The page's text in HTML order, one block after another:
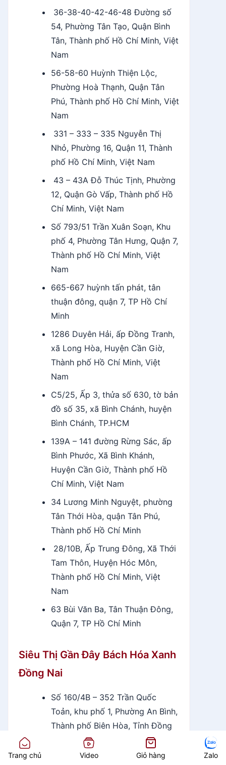
36-38-40-42-46-48 Đường số
54, Phường Tân Tạo, Quận Bình
Tân, Thành phố Hồ Chí Minh, Việt
Nam
56-58-60 Huỳnh Thiện Lộc,
Phường Hoà Thạnh, Quận Tân
Phú, Thành phố Hồ Chí Minh, Việt
Nam
331 – 333 – 335 Nguyễn Thị
Nhỏ, Phường 16, Quận 11, Thành
phố Hồ Chí Minh, Việt Nam
43 – 43A Đỗ Thúc Tịnh, Phường
12, Quận Gò Vấp, Thành phố Hồ
Chí Minh, Việt Nam
Số 793/51 Trần Xuân Soạn, Khu
phố 4, Phường Tân Hưng, Quận 7,
Thành phố Hồ Chí Minh, Việt
Nam
665-667 huỳnh tấn phát, tân
thuận đông, quận 7, TP Hồ Chí
Minh
1286 Duyên Hải, ấp Đồng Tranh,
xã Long Hòa, Huyện Cần Giờ,
Thành phố Hồ Chí Minh, Việt
Nam
C5/25, Ấp 3, thửa số 630, tờ bản
đồ số 35, xã Bình Chánh, huyện
Bình Chánh, TP.HCM
139A – 141 đường Rừng Sác, ấp
Bình Phước, Xã Bình Khánh,
Huyện Cần Giờ, Thành phố Hồ
Chí Minh, Việt Nam
34 Lương Minh Nguyệt, phường
Tân Thới Hòa, quận Tân Phú,
Thành phố Hồ Chí Minh
28/10B, Ấp Trung Đông, Xã Thới
Tam Thôn, Huyện Hóc Môn,
Thành phố Hồ Chí Minh, Việt
Nam
63 Bùi Văn Ba, Tân Thuận Đông,
Quận 7, TP Hồ Chí Minh
Siêu Thị Gần Đây Bách Hóa Xanh
Đồng Nai
Số 160/4B – 352 Trần Quốc
Toản, khu phố 1, Phường An Bình,
Thành phố Biên Hòa, Tỉnh Đồng
Nai, Việt Nam
2 CĐường số 1, tổ 19, khu phố
Trang chủ Video Giỏ hàng Zalo